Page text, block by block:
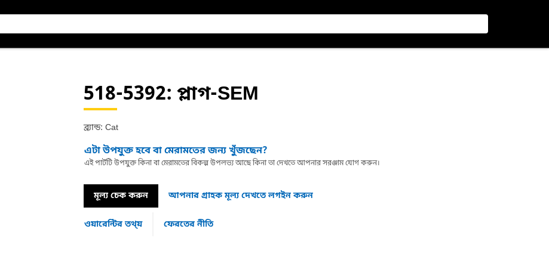
518-5392: প্লাগ-SEM
ব্র্যান্ড: Cat
এটা উপযুক্ত হবে বা মেরামতের জন্য খুঁজছেন?
এই পার্টটি উপযুক্ত কিনা বা মেরামতের বিকল্প উপলভ্য আছে কিনা তা দেখতে আপনার সরঞ্জাম যোগ করুন।
মূল্য চেক করুন আপনার গ্রাহক মূল্য দেখতে লগইন করুন
ওয়ারেন্টির তথ্য় ফেরতের নীতি